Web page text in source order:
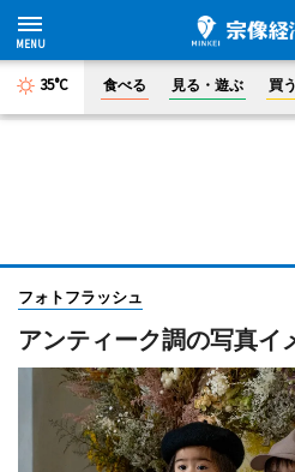
35°C 食べる 見る・遊ぶ 買う
フォトフラッシュ
アンティーク調の写真イ